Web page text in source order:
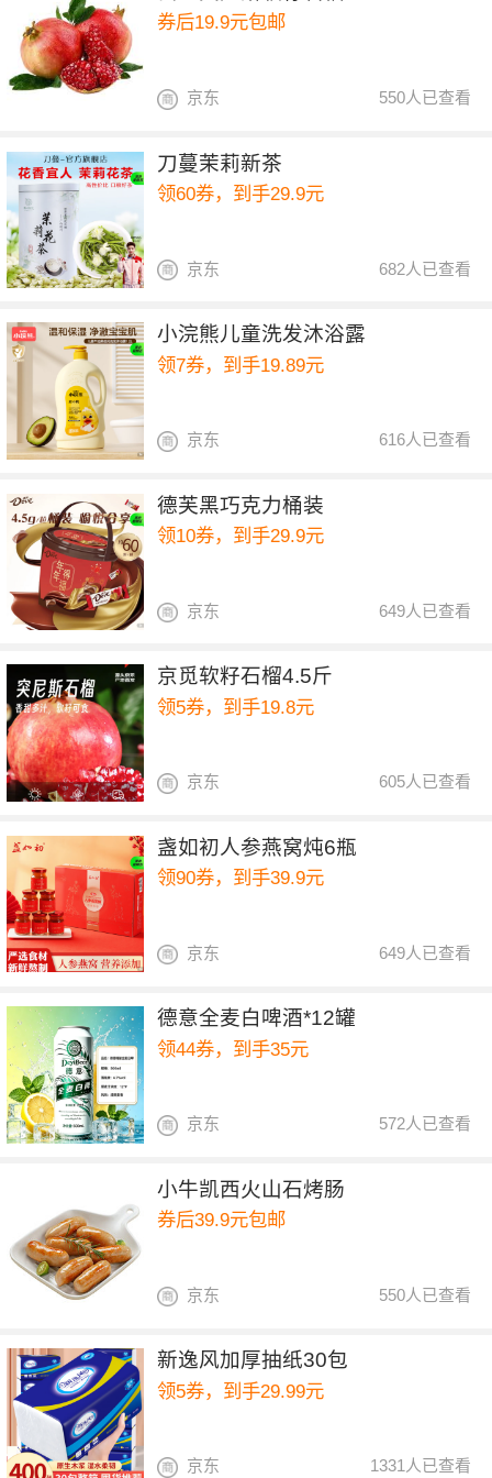
券后19.9元包邮
550人已查看
京东
刀蔓茉莉新茶
领60券，到手29.9元
682人已查看
京东
小浣熊儿童洗发沐浴露
领7券，到手19.89元
616人已查看
京东
德芙黑巧克力桶装
领10券，到手29.9元
649人已查看
京东
京觅软籽石榴4.5斤
领5券，到手19.8元
605人已查看
京东
盏如初人参燕窝炖6瓶
领90券，到手39.9元
649人已查看
京东
德意全麦白啤酒*12罐
领44券，到手35元
572人已查看
京东
小牛凯西火山石烤肠
券后39.9元包邮
550人已查看
京东
新逸风加厚抽纸30包
领5券，到手29.99元
1331人已查看
京东